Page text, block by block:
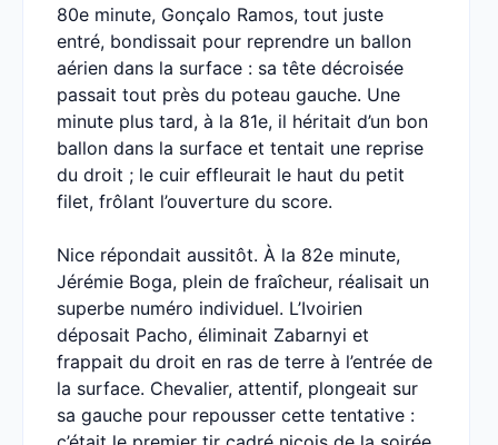
80e minute, Gonçalo Ramos, tout juste
entré, bondissait pour reprendre un ballon
aérien dans la surface : sa tête décroisée
passait tout près du poteau gauche. Une
minute plus tard, à la 81e, il héritait d’un bon
ballon dans la surface et tentait une reprise
du droit ; le cuir effleurait le haut du petit
filet, frôlant l’ouverture du score.
Nice répondait aussitôt. À la 82e minute,
Jérémie Boga, plein de fraîcheur, réalisait un
superbe numéro individuel. L’Ivoirien
déposait Pacho, éliminait Zabarnyi et
frappait du droit en ras de terre à l’entrée de
la surface. Chevalier, attentif, plongeait sur
sa gauche pour repousser cette tentative :